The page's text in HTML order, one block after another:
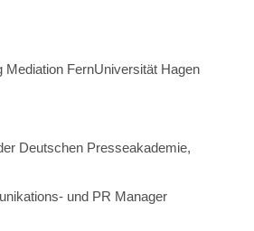
Mediation FernUniversität Hagen
Deutschen Presseakademie,
und PR Manager